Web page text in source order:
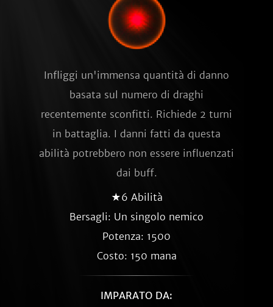
Infliggi un'immensa quantità di danno
basata sul numero di draghi
recentemente sconfitti. Richiede 2 turni
in battaglia. I danni fatti da questa
abilità potrebbero non essere influenzati
dai buff.
★6 Abilità
Bersagli: Un singolo nemico
Potenza: 1500
Costo: 150 mana
IMPARATO DA: